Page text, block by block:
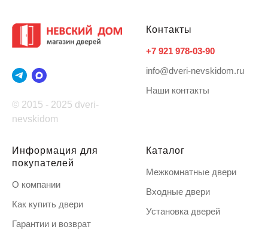
© 2015 - 2025 dveri-
nevskidom
Контакты
+7 921 978-03-90
info@dveri-nevskidom.ru
Наши контакты
Информация для
покупателей
О компании
Как купить двери
Гарантии и возврат
Каталог
Межкомнатные двери
Входные двери
Установка дверей